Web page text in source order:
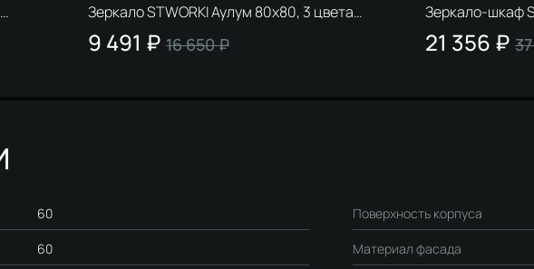
Зеркало STWORKI Аулум 80x80, 3 цвета
подсветки, с подогревом, реверсивное,
матовое золото
9 491 ₽ 16 650 ₽
Зеркало-шкаф
подсветкой,
21 356 ₽
60
60
Поверхность корпуса
Материал фасада